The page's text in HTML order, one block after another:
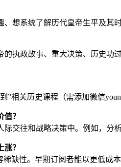
想系统了解历代皇帝生平及其
的执政故事、重大决策、历史功
”相关历史课程（需添加微信
？
际交往和战略决策中。例如，分
？
稀缺性。早期订阅者能以更低成